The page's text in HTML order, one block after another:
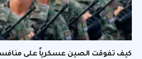
كيف تفوقت الصين عسكرياً على